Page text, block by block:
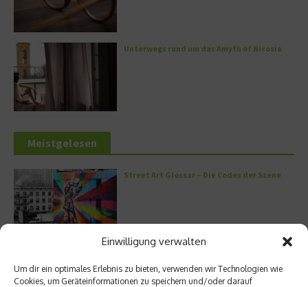
Einwilligung verwalten
Um dir ein optimales Erlebnis zu bieten, verwenden wir Technologien wie
Cookies, um Geräteinformationen zu speichern und/oder darauf
Unterwegs rund um das Amyth of Nicosia
Meistgelesen
Street Art Glossar – Die Codes der Szene